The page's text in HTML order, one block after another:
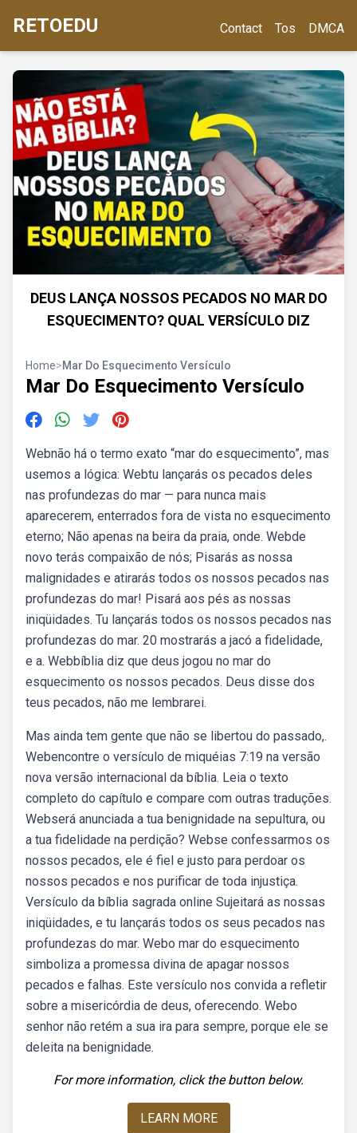
RETOEDU Contact Tos DMCA
DEUS LANÇA NOSSOS PECADOS NO MAR DO
ESQUECIMENTO? QUAL VERSÍCULO DIZ
Home>Mar Do Esquecimento Versículo
Mar Do Esquecimento Versículo
Webnão há o termo exato “mar do esquecimento”, mas
usemos a lógica: Webtu lançarás os pecados deles
nas profundezas do mar — para nunca mais
aparecerem, enterrados fora de vista no esquecimento
eterno; Não apenas na beira da praia, onde. Webde
novo terás compaixão de nós; Pisarás as nossa
malignidades e atirarás todos os nossos pecados nas
profundezas do mar! Pisará aos pés as nossas
iniqüidades. Tu lançarás todos os nossos pecados nas
profundezas do mar. 20 mostrarás a jacó a fidelidade,
e a. Webbíblia diz que deus jogou no mar do
esquecimento os nossos pecados. Deus disse dos
teus pecados, não me lembrarei.
Mas ainda tem gente que não se libertou do passado,.
Webencontre o versículo de miquéias 7:19 na versão
nova versão internacional da bíblia. Leia o texto
completo do capítulo e compare com outras traduções.
Webserá anunciada a tua benignidade na sepultura, ou
a tua fidelidade na perdição? Webse confessarmos os
nossos pecados, ele é fiel e justo para perdoar os
nossos pecados e nos purificar de toda injustiça.
Versículo da bíblia sagrada online Sujeitará as nossas
iniqüidades, e tu lançarás todos os seus pecados nas
profundezas do mar. Webo mar do esquecimento
simboliza a promessa divina de apagar nossos
pecados e falhas. Este versículo nos convida a refletir
sobre a misericórdia de deus, oferecendo. Webo
senhor não retém a sua ira para sempre, porque ele se
deleita na benignidade.
For more information, click the button below.
LEARN MORE